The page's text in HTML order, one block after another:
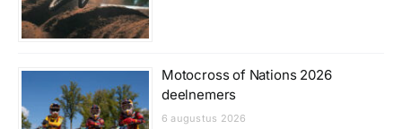
Motocross of Nations 2026
deelnemers
6 augustus 2026